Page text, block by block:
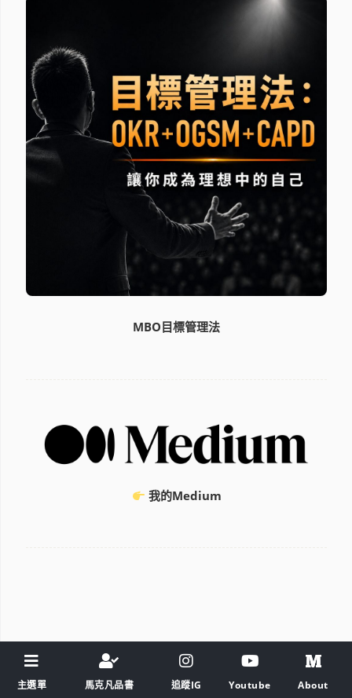
MBO目標管理法
我的Medium
主選單 馬克凡品書 追蹤IG Youtube About